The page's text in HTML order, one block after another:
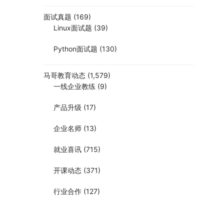
面试真题 (169)
Linux面试题 (39)
Python面试题 (130)
马哥教育动态 (1,579)
一线企业教练 (9)
产品升级 (17)
企业名师 (13)
就业喜讯 (715)
开课动态 (371)
行业合作 (127)